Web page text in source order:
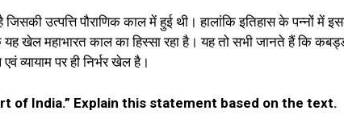
उत्पत्ति पौराणिक काल में हुई थी। हालांकि इतिहास के पन्नों में
यह खेल महाभारत काल का हिस्सा रहा है। यह तो सभी जानते हैं कि
व्यायाम पर ही निर्भर खेल है।
of India.” Explain this statement based on the text.